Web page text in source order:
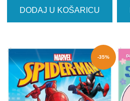
DODAJ U KOŠARICU
-35%